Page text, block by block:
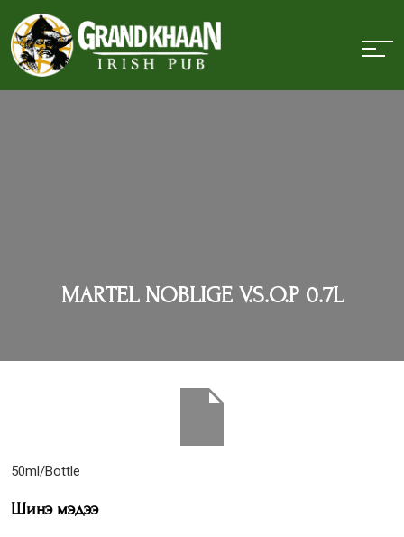
MARTEL NOBLIGE V.S.O.P 0.7L
50ml/Bottle
Шинэ мэдээ